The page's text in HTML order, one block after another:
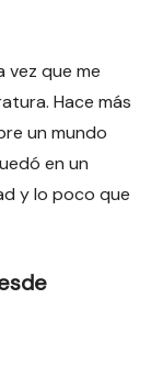
vez que me
Hace más
un mundo
en un
y lo poco que